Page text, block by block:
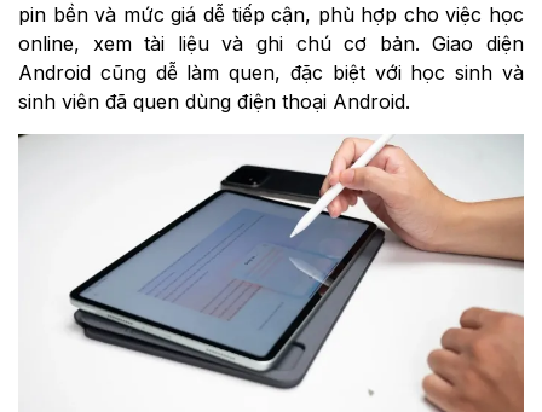
pin bền và mức giá dễ tiếp cận, phù hợp cho việc học
online, xem tài liệu và ghi chú cơ bản. Giao diện
Android cũng dễ làm quen, đặc biệt với học sinh và
sinh viên đã quen dùng điện thoại Android.